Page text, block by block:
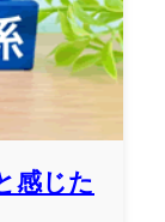
感じた